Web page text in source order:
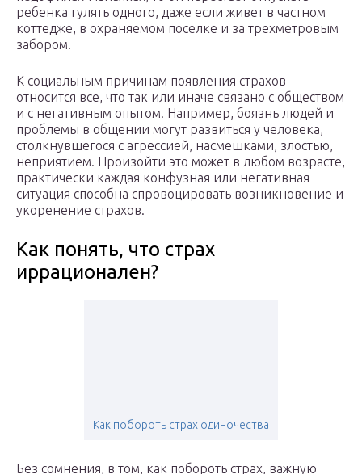
ребенка гулять одного, даже если живет в частном
коттедже, в охраняемом поселке и за трехметровым
забором.
К социальным причинам появления страхов
относится все, что так или иначе связано с обществом
и с негативным опытом. Например, боязнь людей и
проблемы в общении могут развиться у человека,
столкнувшегося с агрессией, насмешками, злостью,
неприятием. Произойти это может в любом возрасте,
практически каждая конфузная или негативная
ситуация способна спровоцировать возникновение и
укоренение страхов.
Как понять, что страх
иррационален?
Как побороть страх одиночества
Без сомнения, в том, как побороть страх, важную